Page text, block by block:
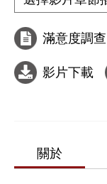
滿意度調查
影片下載
關於